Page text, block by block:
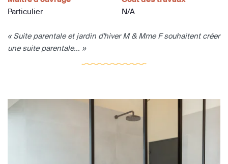
Particulier
N/A
« Suite parentale et jardin d'hiver M & Mme F souhaitent créer
une suite parentale... »